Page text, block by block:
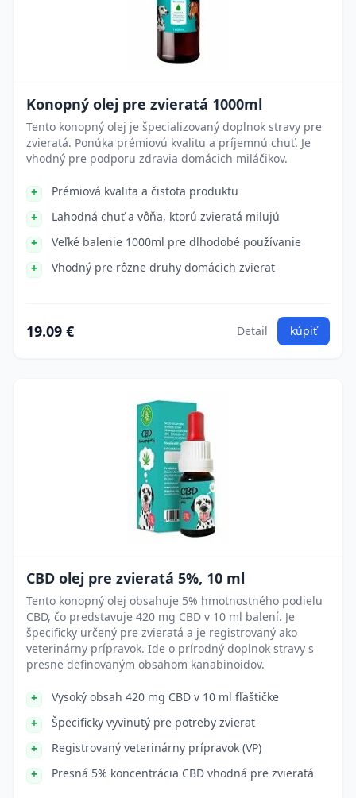
Konopný olej pre zvieratá 1000ml
Tento konopný olej je špecializovaný doplnok stravy pre
zvieratá. Ponúka prémiovú kvalitu a príjemnú chuť. Je
vhodný pre podporu zdravia domácich miláčikov.
Prémiová kvalita a čistota produktu
Lahodná chuť a vôňa, ktorú zvieratá milujú
Veľké balenie 1000ml pre dlhodobé používanie
Vhodný pre rôzne druhy domácich zvierat
19.09 € Detail kúpiť
CBD olej pre zvieratá 5%, 10 ml
Tento konopný olej obsahuje 5% hmotnostného podielu
CBD, čo predstavuje 420 mg CBD v 10 ml balení. Je
špecificky určený pre zvieratá a je registrovaný ako
veterinárny prípravok. Ide o prírodný doplnok stravy s
presne definovaným obsahom kanabinoidov.
Vysoký obsah 420 mg CBD v 10 ml fľaštičke
Špecificky vyvinutý pre potreby zvierat
Registrovaný veterinárny prípravok (VP)
Presná 5% koncentrácia CBD vhodná pre zvieratá